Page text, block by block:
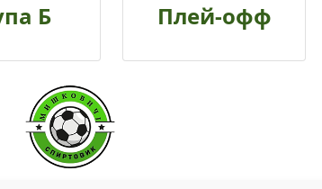
Б Плей-офф